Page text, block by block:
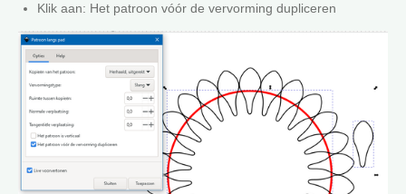
Klik aan: Het patroon vóór de vervorming dupliceren